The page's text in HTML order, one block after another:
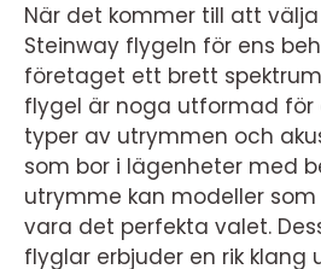
När det kommer till att
Steinway flygeln för ens
företaget ett brett
flygel är noga utformad för
typer av utrymmen och
som bor i lägenheter med
utrymme kan modeller som
vara det perfekta valet.
flyglar erbjuder en rik klang